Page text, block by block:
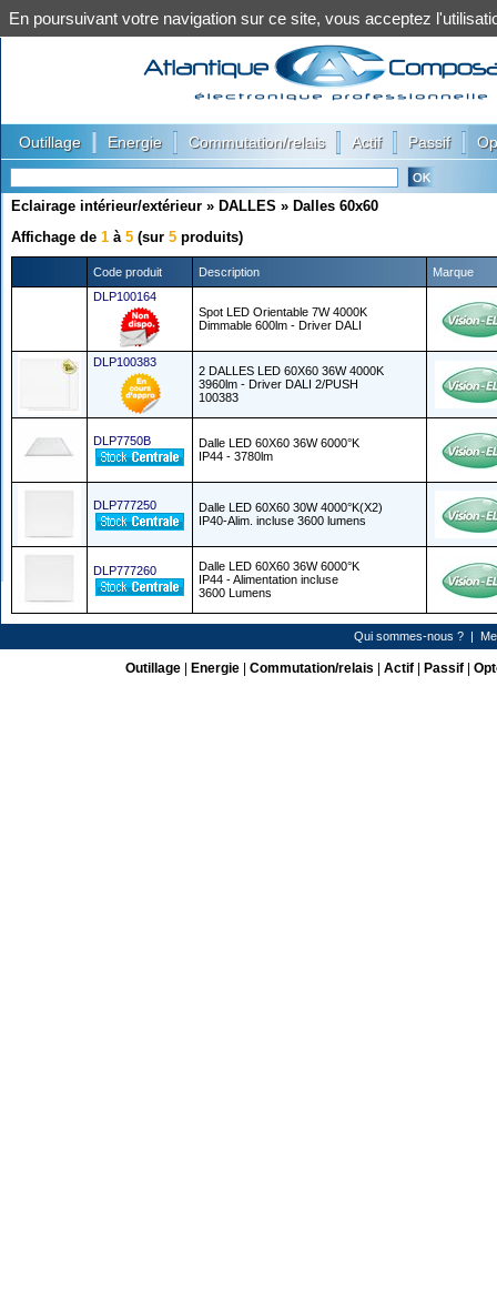
Outillage Energie Commutation/relais Actif Passif
Eclairage intérieur/extérieur » DALLES » Dalles 60x60
Affichage de 1 à 5 (sur 5 produits)
Code produit Description
Marque
DLP100164
Spot LED Orientable 7W 4000K
Dimmable 600lm - Driver DALI
DLP100383
2 DALLES LED 60X60 36W 4000K
3960lm - Driver DALI 2/PUSH
100383
DLP7750B
Dalle LED 60X60 36W 6000°K
IP44 - 3780lm
DLP777250
Dalle LED 60X60 30W 4000°K(X2)
IP40-Alim. incluse 3600 lumens
DLP777260
Dalle LED 60X60 36W 6000°K
IP44 - Alimentation incluse
3600 Lumens
Qui sommes-nous ? |
Outillage| Energie| Commutation/relais Actif| Passif|
En poursuivant votre navigation sur ce site, vous acceptez